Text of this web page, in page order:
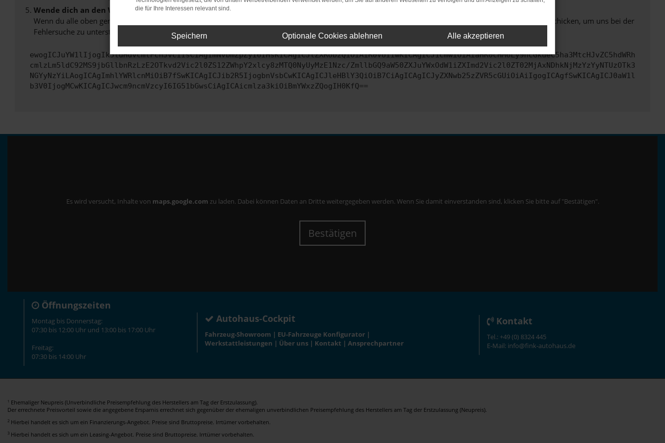
Wende dich an den Webseitenbetreiber.
Wenn du alle oben genannten Schritte versucht hast, kontaktiere uns bitte. Wir werden versuchen, das Problem zu beheben. Du kannst uns diesen Text schicken, um uns bei der
Fehlersuche zu unterstützen:
ewogICJuYW1lIjogIk5ldHdvcmtFcnJvciIsCiAgImNvbmZpZyI6IHsKICAgICJtZXRob2QiOiAiR0VUIiwKICAgICJ1cmwiOiAiaHR0cHM6Ly9hcGkueC5ha3MtcHJvZC5hdWRh
cmlzLm5ldC92MS9jbGllbnRzLzE2OTkvd2Vic2l0ZS12ZWhpY2xlcy8zMTQ0NyUyMzE1Nzc/ZmllbGQ9aW50ZXJuYWxOdW1iZXImd2Vic2l0ZT02MjAxNDhkNjMzYzYyNTUzOTk3
NGYyNzYiLAogICAgImhlYWRlcnMiOiB7fSwKICAgICJib2R5IjogbnVsbCwKICAgICJleHBlY3QiOiB7CiAgICAgICJyZXNwb25zZVR5cGUiOiAiIgogICAgfSwKICAgICJ0aW1l
b3V0IjogMCwKICAgICJwcm9ncmVzcyI6IG51bGwsCiAgICAicmlza3kiOiBmYWxzZQogIH0KfQ==
Es wird versucht, Inhalte von maps.google.com zu laden. Dabei können Daten an Dritte weitergegeben werden. Wenn Sie damit einverstanden sind, klicken Sie bitte auf "Bestätigen".
Bestätigen
Öffnungszeiten
Montag bis Donnerstag:
07:30 bis 12:00 Uhr und 13:00 bis 17:00 Uhr
Freitag:
07:30 bis 14:00 Uhr
Autohaus-Cockpit
Fahrzeug-Showroom | EU-Fahrzeuge Konfigurator |
Werkstattleistungen | Über uns | Kontakt |Ansprechpartner
Kontakt
Tel.: +49 (0) 8324 445
E-Mail: info@fink-autohaus.de
1 Ehemaliger Neupreis (Unverbindliche Preisempfehlung des Herstellers am Tag der Erstzulassung).
Der errechnete Preisvorteil sowie die angegebene Ersparnis errechnet sich gegenüber der ehemaligen unverbindlichen Preisempfehlung des Herstellers am Tag der Erstzulassung (Neupreis).
2 Hierbei handelt es sich um ein Finanzierungs-Angebot. Preise sind Bruttopreise. Irrtümer vorbehalten.
3 Hierbei handelt es sich um ein Leasing-Angebot. Preise sind Bruttopreise. Irrtümer vorbehalten.
die für Ihre Interessen relevant sind.
Speichern Optionale Cookies ablehnen Alle akzeptieren